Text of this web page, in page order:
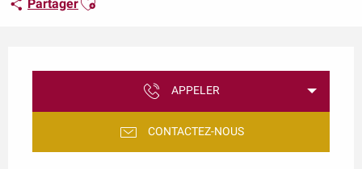
Partager
APPELER
CONTACTEZ-NOUS